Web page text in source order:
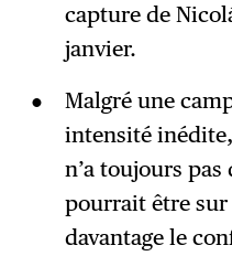
capture de
janvier.
Malgré une
intensité
n’a toujours
pourrait être sur
davantage le